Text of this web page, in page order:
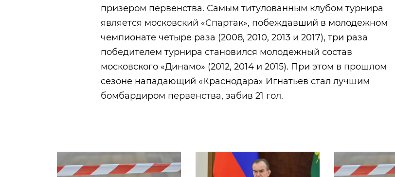
призером первенства. Самым титулованным клубом турнира
является московский «Спартак», побеждавший в молодежном
чемпионате четыре раза (2008, 2010, 2013 и 2017), три раза
победителем турнира становился молодежный состав
московского «Динамо» (2012, 2014 и 2015). При этом в прошлом
сезоне нападающий «Краснодара» Игнатьев стал лучшим
бомбардиром первенства, забив 21 гол.